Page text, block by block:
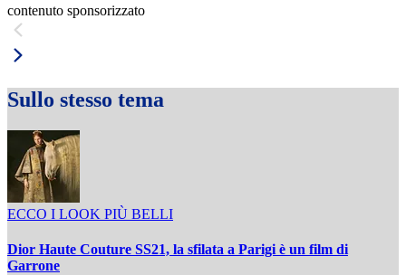
contenuto sponsorizzato
Sullo stesso tema
ECCO I LOOK PIÙ BELLI
Dior Haute Couture SS21, la sfilata a Parigi è un film di
Garrone